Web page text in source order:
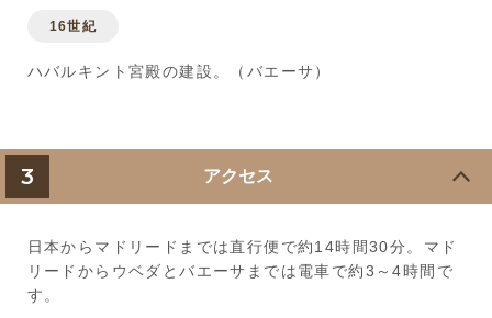
16世紀
ハバルキント宮殿の建設。（バエーサ）
3 アクセス
日本からマドリードまでは直行便で約14時間30分。マド
リードからウベダとバエーサまでは電車で約3～4時間で
す。